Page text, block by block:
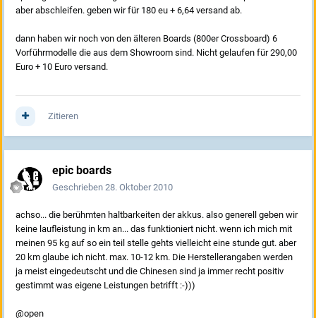
aber abschleifen. geben wir für 180 eu + 6,64 versand ab.
dann haben wir noch von den älteren Boards (800er Crossboard) 6
Vorführmodelle die aus dem Showroom sind. Nicht gelaufen für 290,00
Euro + 10 Euro versand.
Zitieren
epic boards
Geschrieben 28. Oktober 2010
achso... die berühmten haltbarkeiten der akkus. also generell geben wir
keine laufleistung in km an... das funktioniert nicht. wenn ich mich mit
meinen 95 kg auf so ein teil stelle gehts vielleicht eine stunde gut. aber
20 km glaube ich nicht. max. 10-12 km. Die Herstellerangaben werden
ja meist eingedeutscht und die Chinesen sind ja immer recht positiv
gestimmt was eigene Leistungen betrifft :-)))
@open